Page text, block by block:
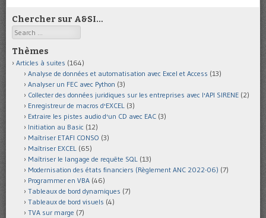
Chercher sur A&SI…
Search
Thèmes
Articles à suites (164)
Analyse de données et automatisation avec Excel et Access (13)
Analyser un FEC avec Python (3)
Collecter des données juridiques sur les entreprises avec l'API SIRENE (2)
Enregistreur de macros d'EXCEL (3)
Extraire les pistes audio d'un CD avec EAC (3)
Initiation au Basic (12)
Maîtriser ETAFI CONSO (3)
Maîtriser EXCEL (65)
Maîtriser le langage de requête SQL (13)
Modernisation des états financiers (Règlement ANC 2022-06) (7)
Programmer en VBA (46)
Tableaux de bord dynamiques (7)
Tableaux de bord visuels (4)
TVA sur marge (7)